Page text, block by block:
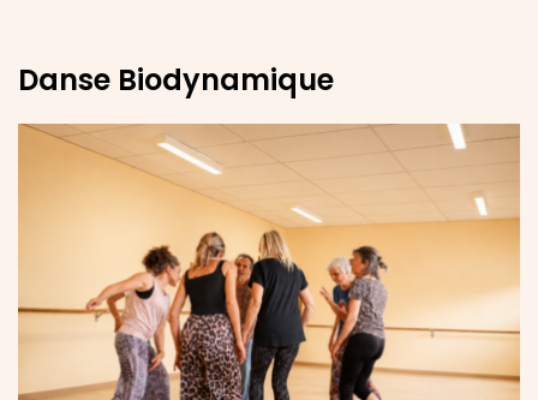
Danse Biodynamique